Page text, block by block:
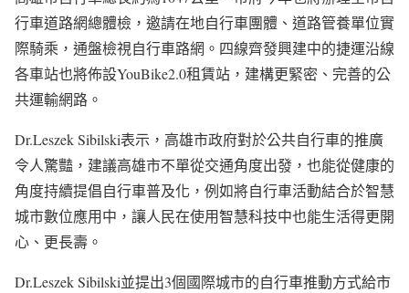
行車道路網總體檢，邀請在地自行車團體、道路管養單位實
際騎乘，通盤檢視自行車路網。四線齊發興建中的捷運沿線
各車站也將佈設YouBike2.0租賃站，建構更緊密、完善的公
共運輸網路。
Dr.Leszek Sibilski表示，高雄市政府對於公共自行車的推廣
令人驚豔，建議高雄市不單從交通角度出發，也能從健康的
角度持續提倡自行車普及化，例如將自行車活動結合於智慧
城市數位應用中，讓人民在使用智慧科技中也能生活得更開
心、更長壽。
Dr.Leszek Sibilski並提出3個國際城市的自行車推動方式給市